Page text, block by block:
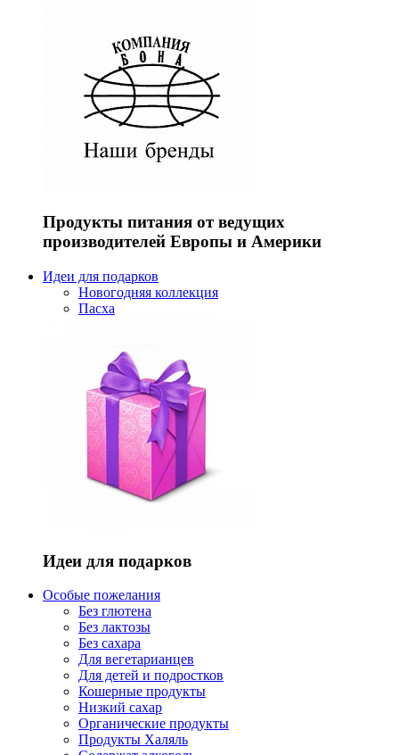
Продукты питания от ведущих
производителей Европы и Америки
Идеи для подарков
Новогодняя коллекция
Пасха
Идеи для подарков
Особые пожелания
Без глютена
Без лактозы
Без сахара
Для вегетарианцев
Для детей и подростков
Кошерные продукты
Низкий сахар
Органические продукты
Продукты Халяль